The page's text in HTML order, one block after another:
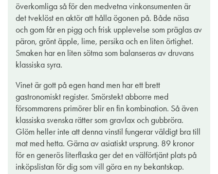
överkomliga så för den medvetna vinkonsumenten är
det tveklöst en aktör att hålla ögonen på. Både näsa
och gom får en pigg och frisk upplevelse som präglas av
päron, grönt äpple, lime, persika och en liten örtighet.
Smaken har en liten sötma som balanseras av druvans
klassiska syra.
Vinet är gott på egen hand men har ett brett
gastronomiskt register. Smörstekt abborre med
försommarens primörer blir en fin kombination. Så även
klassiska svenska rätter som gravlax och gubbröra.
Glöm heller inte att denna vinstil fungerar väldigt bra till
mat med hetta. Gärna av asiatiskt ursprung. 89 kronor
för en generös literflaska ger det en välförtjänt plats på
inköpslistan för dig som vill göra en ny bekantskap.
optimala skulle jag säga är knytis, ni vet när man bjuder in lite
för mycket folk, alla tar med något gott, lite utan plan. Någon
får ta med campingbord och stolar, för var ska alla annars sitta?
I detta sammanhang är en välkyld litersflaska med halvtorr
Riesling kanon. Den räcker till fler och funkar till många av
du på? Ut med inbjudan nu.
MADELEINE ARDBY
19 maj 2026